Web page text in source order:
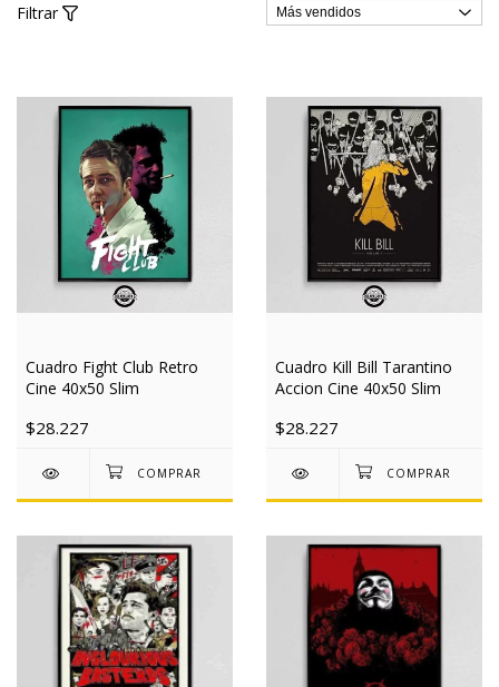
Filtrar
Cuadro Fight Club Retro
Cine 40x50 Slim
$28.227
Cuadro Kill Bill Tarantino
Accion Cine 40x50 Slim
$28.227